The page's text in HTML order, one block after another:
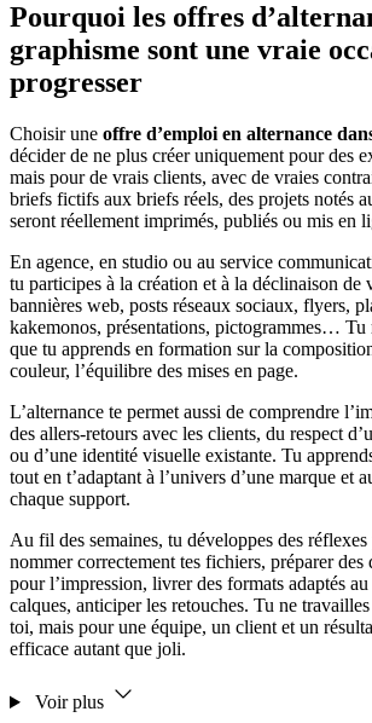
Pourquoi les offres
graphisme sont une vraie
progresser
Choisir une offre d’emploi en alternance
décider de ne plus créer uniquement pour des
mais pour de vrais clients, avec de vraies
briefs fictifs aux briefs réels, des projets notés
seront réellement imprimés, publiés ou mis en
En agence, en studio ou au service
tu participes à la création et à la déclinaison de
bannières web, posts réseaux sociaux, flyers,
kakemonos, présentations, pictogrammes… Tu
que tu apprends en formation sur la
couleur, l’équilibre des mises en page.
L’alternance te permet aussi de comprendre
des allers-retours avec les clients, du respect
ou d’une identité visuelle existante. Tu
tout en t’adaptant à l’univers d’une marque et
chaque support.
Au fil des semaines, tu développes des
nommer correctement tes fichiers, préparer des
pour l’impression, livrer des formats adaptés
calques, anticiper les retouches. Tu ne
toi, mais pour une équipe, un client et un
efficace autant que joli.
Voir plus